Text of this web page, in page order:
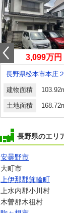
3,099万円
長野県松本市本庄２
建物面積
土地面積
長野県のエリ
安曇野市
大町市
上伊那郡箕輪町
上水内郡小川村
木曽郡木祖村